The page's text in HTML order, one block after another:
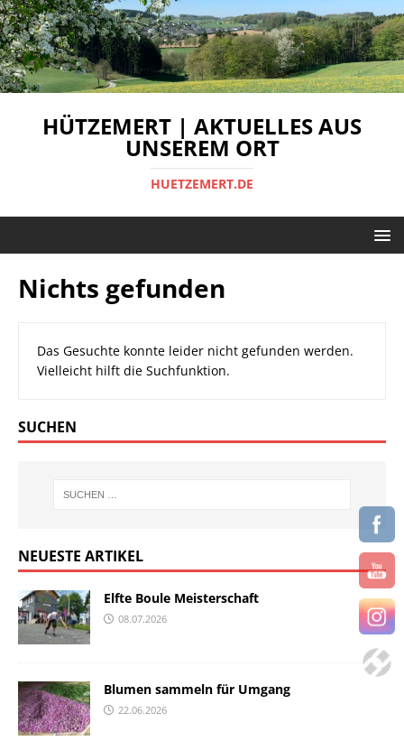
HÜTZEMERT | AKTUELLES AUS
UNSEREM ORT
HUETZEMERT.DE
Nichts gefunden
Das Gesuchte konnte leider nicht gefunden werden.
Vielleicht hilft die Suchfunktion.
SUCHEN
NEUESTE ARTIKEL
Elfte Boule Meisterschaft
08.07.2026
Blumen sammeln für Umgang
22.06.2026